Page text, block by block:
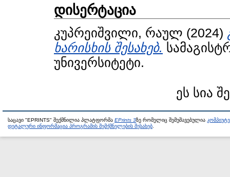
დისერტაცია
კუპრეიშვილი, რაულ (2024)
ხარისხის შესახებ.
უნივერსიტეტი.
ეს სია
საცავი "EPRINTS" შექმნილია პლატფორმა EPrints 3ზე რომელიც შემუშავებულია
დეტალური ინფორმაცია პროგრამის შემქმნელების შესახებ